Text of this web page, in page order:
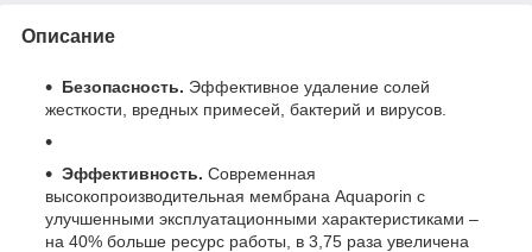
Описание
Безопасность. Эффективное удаление солей
жесткости, вредных примесей, бактерий и вирусов.
Эффективность. Современная
высокопроизводительная мембрана Aquaporin с
улучшенными эксплуатационными характеристиками –
на 40% больше ресурс работы, в 3,75 раза увеличена